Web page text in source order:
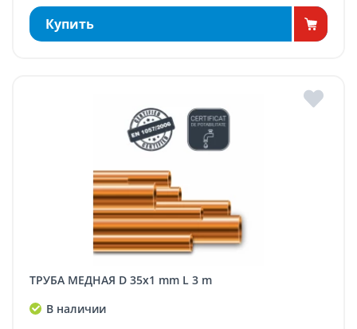
Купить
ТРУБА МЕДНАЯ D 35x1 mm L 3 m
В наличии